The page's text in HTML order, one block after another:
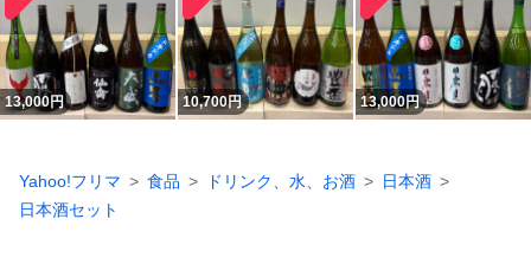
13,000円 10,700円 13,000円
Yahoo!フリマ 食品 ドリンク、水、お酒
日本酒
日本酒セット